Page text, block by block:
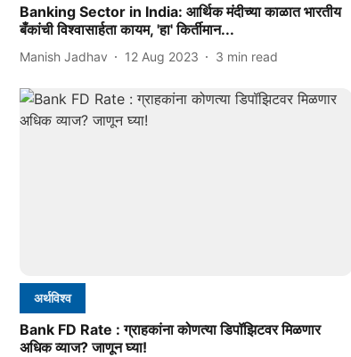
Banking Sector in India: आर्थिक मंदीच्या काळात भारतीय
बँकांची विश्वासार्हता कायम, 'हा' किर्तीमान...
Manish Jadhav 12 Aug 2023 3 min read
अर्थविश्व
Bank FD Rate : ग्राहकांना कोणत्या डिपॉझिटवर मिळणार
अधिक व्याज? जाणून घ्या!